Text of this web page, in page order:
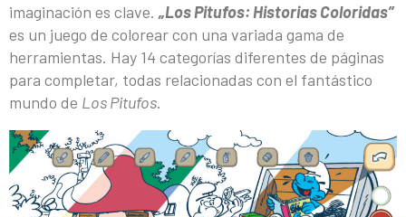
imaginación es clave. „Los Pitufos: Historias Coloridas”
es un juego de colorear con una variada gama de
herramientas. Hay 14 categorías diferentes de páginas
para completar, todas relacionadas con el fantástico
mundo de Los Pitufos.